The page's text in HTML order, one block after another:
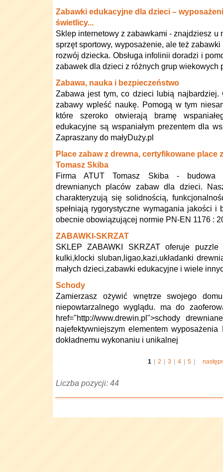
Zabawki edukacyjne dla dzieci –
świetlicy...
Sklep internetowy z zabawkami - znajdziesz u
sprzęt sportowy, wyposażenie, ale też
rozwój dziecka. Obsługa infolinii doradzi i
zabawek dla dzieci z różnych grup wiekowych
Zabawa, nauka i bezpieczeństwo
Zabawa jest tym, co dzieci lubią
zabawy wpleść naukę. Pomogą w tym
które szeroko otwierają bramę
edukacyjne są wspaniałym prezentem dla
Zapraszany do małyDuży.pl
Place zabaw z drewna, certyfikowane place
Tomasz Skiba
Firma ATUT Tomasz Skiba - budowa
drewnianych placów zabaw dla dzieci.
charakteryzują się solidnością,
spełniają rygorystyczne wymagania jakości i
obecnie obowiązującej normie PN-EN 1176 :
ZABAWKI-SKRZAT
SKLEP ZABAWKI SKRZAT oferuje
kulki,klocki sluban,ligao,kazi,układanki
małych dzieci,zabawki edukacyjne i wiele
Schody
Zamierzasz ożywić wnętrze swojego
niepowtarzalnego wyglądu. ma do
href="http://www.drewin.pl">schody
najefektywniejszym elementem
dokładnemu wykonaniu i unikalnej
1 2 3 4 5
Liczba pozycji: 44